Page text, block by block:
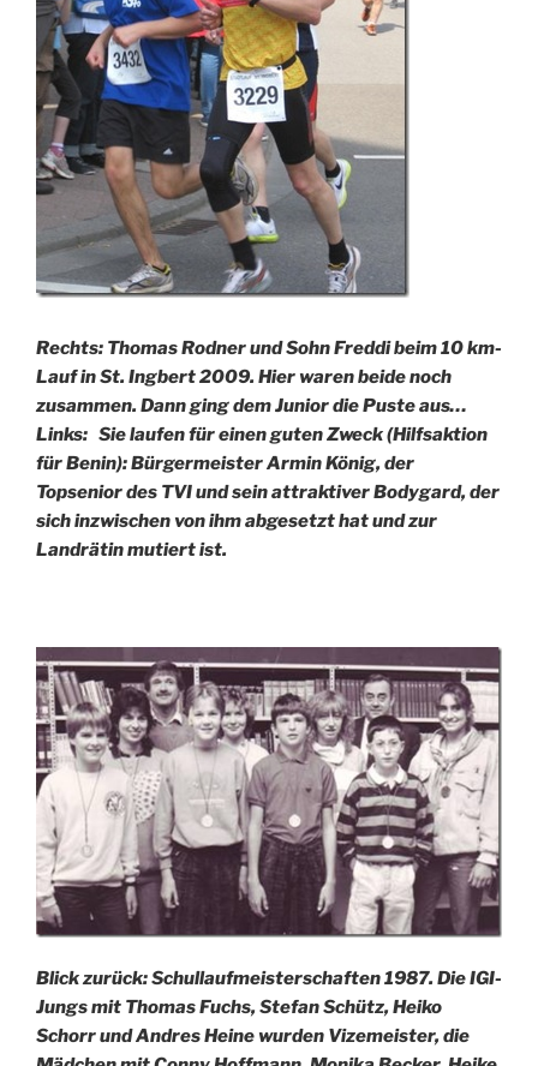
Rechts: Thomas Rodner und Sohn Freddi beim 10 km-
Lauf in St. Ingbert 2009. Hier waren beide noch
zusammen. Dann ging dem Junior die Puste aus…
Links: Sie laufen für einen guten Zweck (Hilfsaktion
für Benin): Bürgermeister Armin König, der
Topsenior des TVI und sein attraktiver Bodygard, der
sich inzwischen von ihm abgesetzt hat und zur
Landrätin mutiert ist.
Blick zurück: Schullaufmeisterschaften 1987. Die IGI-
Jungs mit Thomas Fuchs, Stefan Schütz, Heiko
Schorr und Andres Heine wurden Vizemeister, die